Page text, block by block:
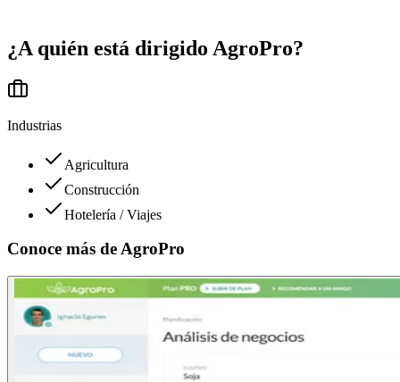
¿A quién está dirigido AgroPro?
Industrias
Agricultura
Construcción
Hotelería / Viajes
Conoce más deAgroPro